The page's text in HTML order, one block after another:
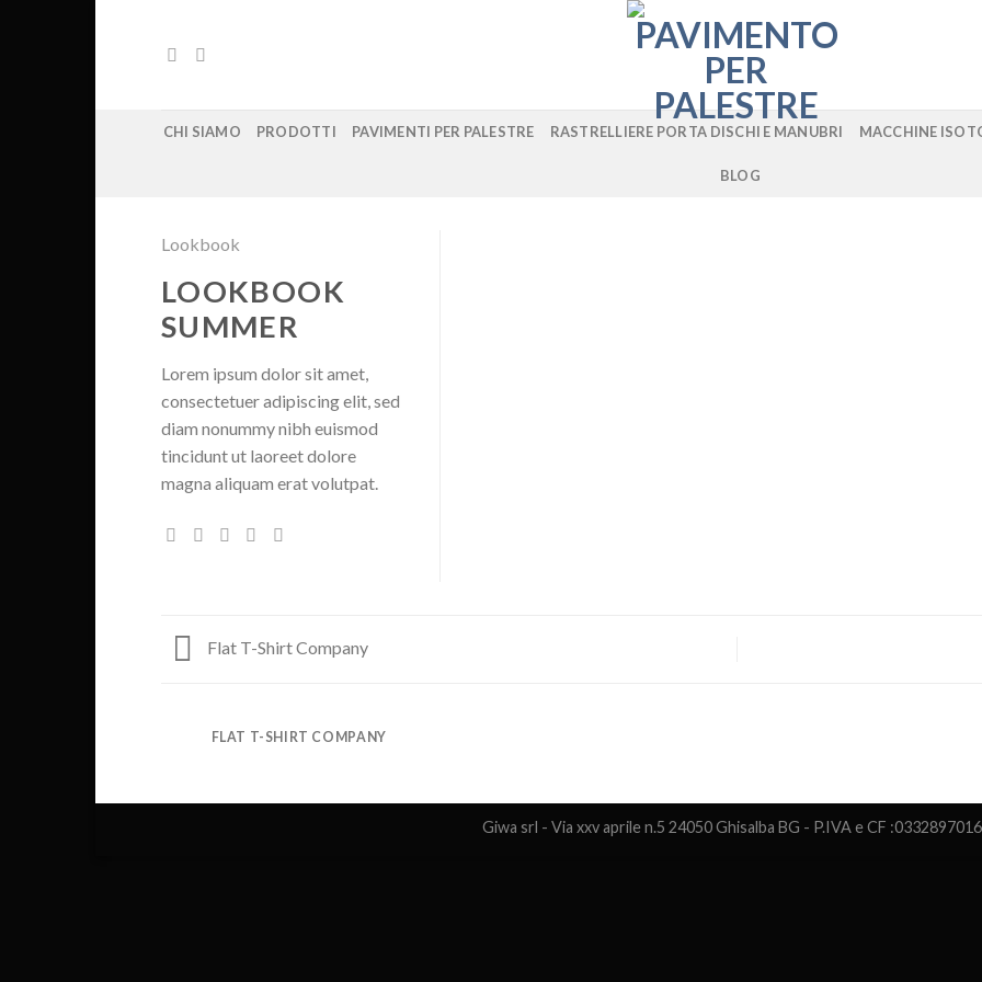
CHI SIAMO PRODOTTI PAVIMENTI PER PALESTRE RASTRELLIERE PORTA DISCHI E MANUBRI MACCHINE
BLOG
Lookbook
LOOKBOOK
SUMMER
Lorem ipsum dolor sit amet,
consectetuer adipiscing elit, sed
diam nonummy nibh euismod
tincidunt ut laoreet dolore
magna aliquam erat volutpat.
Flat T-Shirt Company
FLAT T-SHIRT COMPANY
Giwa srl - Via xxv aprile n.5 24050 Ghisalba BG - P.IVA e CF